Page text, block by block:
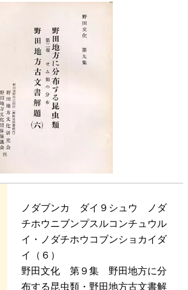
ノダブンカ ダイ９シュウ ノダ
チホウニブンプスルコンチュウル
イ・ノダチホウコブンショカイダ
イ（６）
野田文化 第９集 野田地方に分
布する昆虫類・野田地方古文書解